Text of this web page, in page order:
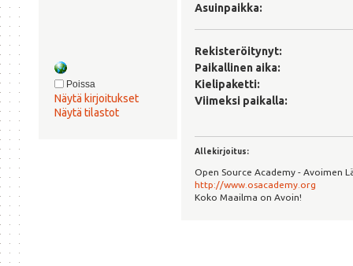
Poissa
Näytä kirjoitukset
Näytä tilastot
Asuinpaikka:
Rekisteröitynyt:
Paikallinen aika:
Kielipaketti:
Viimeksi paikalla:
Allekirjoitus:
Open Source Academy - Avoimen
http://www.osacademy.org
Koko Maailma on Avoin!